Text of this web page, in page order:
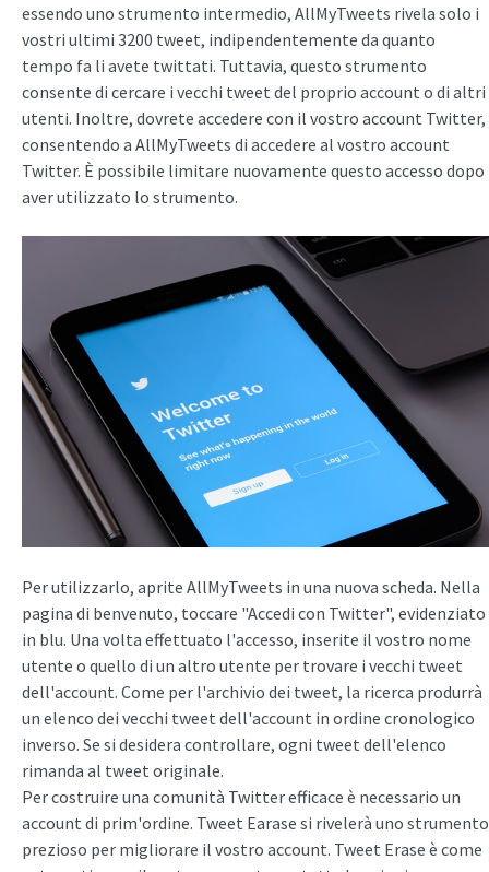
essendo uno strumento intermedio, AllMyTweets rivela solo i
vostri ultimi 3200 tweet, indipendentemente da quanto
tempo fa li avete twittati. Tuttavia, questo strumento
consente di cercare i vecchi tweet del proprio account o di altri
utenti. Inoltre, dovrete accedere con il vostro account Twitter,
consentendo a AllMyTweets di accedere al vostro account
Twitter. È possibile limitare nuovamente questo accesso dopo
aver utilizzato lo strumento.
Per utilizzarlo, aprite AllMyTweets in una nuova scheda. Nella
pagina di benvenuto, toccare "Accedi con Twitter", evidenziato
in blu. Una volta effettuato l'accesso, inserite il vostro nome
utente o quello di un altro utente per trovare i vecchi tweet
dell'account. Come per l'archivio dei tweet, la ricerca produrrà
un elenco dei vecchi tweet dell'account in ordine cronologico
inverso. Se si desidera controllare, ogni tweet dell'elenco
rimanda al tweet originale.
Per costruire una comunità Twitter efficace è necessario un
account di prim'ordine. Tweet Earase si rivelerà uno strumento
prezioso per migliorare il vostro account. Tweet Erase è come